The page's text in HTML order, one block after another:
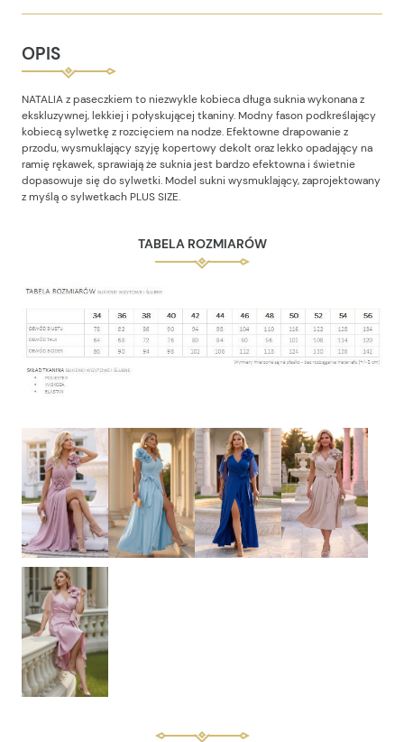
OPIS
NATALIA z paseczkiem to niezwykle kobieca długa suknia wykonana z
ekskluzywnej, lekkiej i połyskującej tkaniny. Modny fason podkreślający
kobiecą sylwetkę z rozcięciem na nodze. Efektowne drapowanie z
przodu, wysmuklający szyję kopertowy dekolt oraz lekko opadający na
ramię rękawek, sprawiają że suknia jest bardzo efektowna i świetnie
dopasowuje się do sylwetki. Model sukni wysmuklający, zaprojektowany
z myślą o sylwetkach PLUS SIZE.
TABELA ROZMIARÓW